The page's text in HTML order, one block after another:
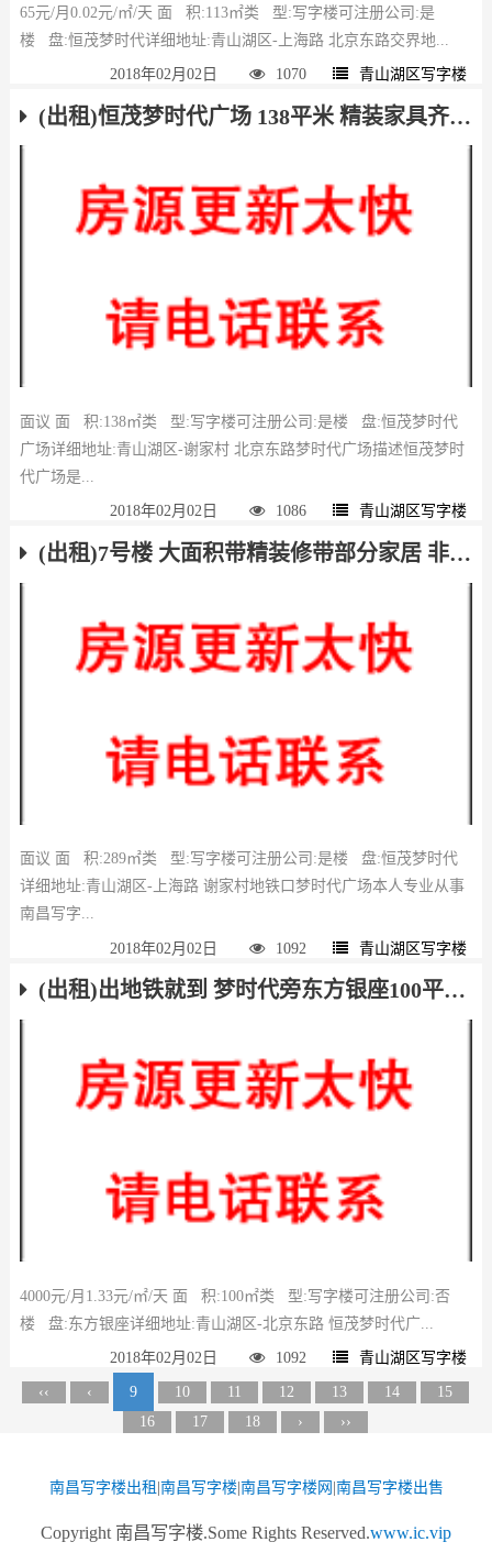
65元/月0.02元/㎡/天 面 积:113㎡类 型:写字楼可注册公司:是
楼 盘:恒茂梦时代详细地址:青山湖区-上海路 北京东路交界地...
2018年02月02日 1070 青山湖区写字楼
(出租)恒茂梦时代广场 138平米 精装家具齐全 欲租从速
面议 面 积:138㎡类 型:写字楼可注册公司:是楼 盘:恒茂梦时代
广场详细地址:青山湖区-谢家村 北京东路梦时代广场描述恒茂梦时
代广场是...
2018年02月02日 1086 青山湖区写字楼
(出租)7号楼 大面积带精装修带部分家居 非常适合做金融
面议 面 积:289㎡类 型:写字楼可注册公司:是楼 盘:恒茂梦时代
详细地址:青山湖区-上海路 谢家村地铁口梦时代广场本人专业从事
南昌写字...
2018年02月02日 1092 青山湖区写字楼
(出租)出地铁就到 梦时代旁东方银座100平出租
4000元/月1.33元/㎡/天 面 积:100㎡类 型:写字楼可注册公司:否
楼 盘:东方银座详细地址:青山湖区-北京东路 恒茂梦时代广...
2018年02月02日 1092 青山湖区写字楼
‹‹ ‹ 9 10 11 12 13 14
15
16
17 18 › ››
南昌写字楼出租 南昌写字楼| 南昌写字楼网 南昌写字楼出售
Copyright 南昌写字楼.Some Rights Reserved.www.ic.vip